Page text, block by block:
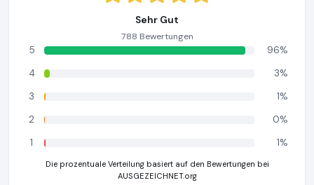
Sehr Gut
788 Bewertungen
5
96%
4
3%
3
1%
2
0%
1
1%
Die prozentuale Verteilung basiert auf den Bewertungen bei
AUSGEZEICHNET.org